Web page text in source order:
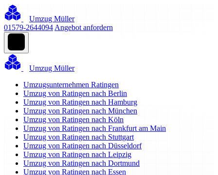
Umzug Müller
01579-2644094 Angebot anfordern
Umzug Müller
Umzugsunternehmen Ratingen
Umzug von Ratingen nach Berlin
Umzug von Ratingen nach Hamburg
Umzug von Ratingen nach München
Umzug von Ratingen nach Köln
Umzug von Ratingen nach Frankfurt am Main
Umzug von Ratingen nach Stuttgart
Umzug von Ratingen nach Düsseldorf
Umzug von Ratingen nach Leipzig
Umzug von Ratingen nach Dortmund
Umzug von Ratingen nach Essen